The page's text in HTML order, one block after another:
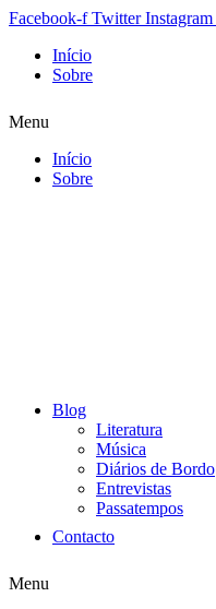
Facebook-f Twitter Instagram
Início
Sobre
Menu
Início
Sobre
Blog
Literatura
Música
Diários de Bordo
Entrevistas
Passatempos
Contacto
Menu